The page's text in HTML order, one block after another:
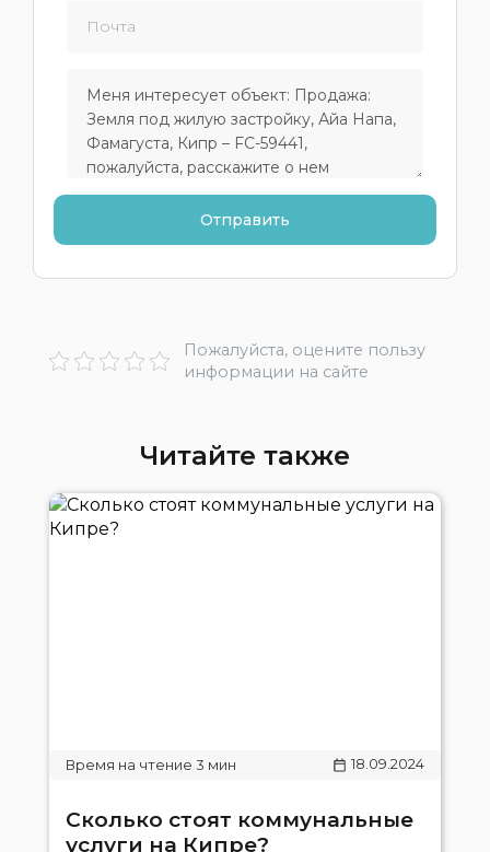
Пожалуйста, оцените пользу
информации на сайте
Читайте также
18.09.2024
Сколько стоят коммунальные
услуги на Кипре?